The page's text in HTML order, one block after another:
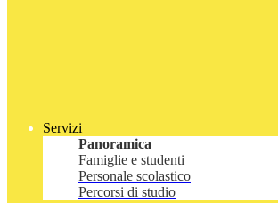
Servizi
Panoramica
Famiglie e studenti
Personale scolastico
Percorsi di studio